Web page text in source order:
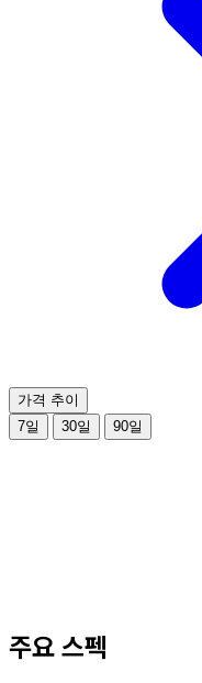
가격 추이
7일
30일 90일
주요 스펙